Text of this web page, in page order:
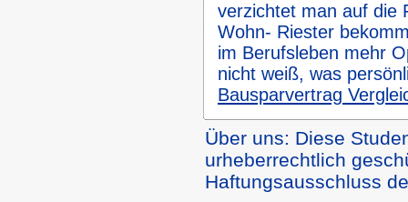
verzichtet man auf die
Wohn- Riester
im Berufsleben mehr
nicht weiß, was
Bausparvertrag
Über uns: Diese
urheberrechtlich
Haftungsausschluss